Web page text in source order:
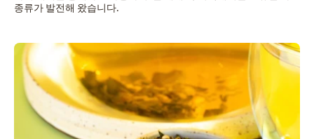
종류가 발전해 왔습니다.